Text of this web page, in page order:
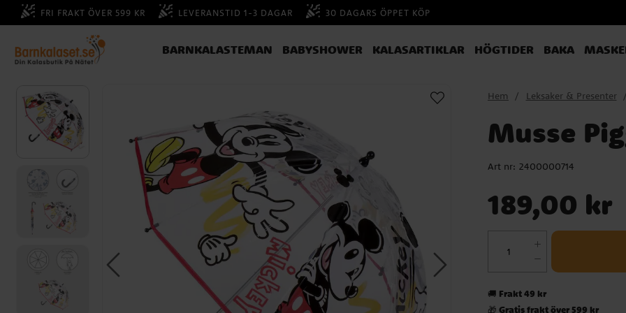
FRI FRAKT ÖVER 599 KR LEVERANSTID 1-3 DAGAR 30 DAGARS ÖPPET KÖP
BARNKALASTEMAN BABYSHOWER KALASARTIKLAR HÖGTIDER BAKA
Hem Leksaker & Presenter
Musse
Art nr: 2400000714
189,00 kr
🚚 Frakt 49 kr
🎁Gratis frakt över 599 kr